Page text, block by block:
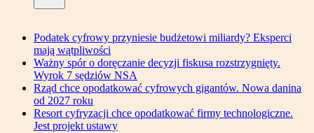
Podatek cyfrowy przyniesie budżetowi miliardy? Eksperci
mają wątpliwości
Ważny spór o doręczanie decyzji fiskusa rozstrzygnięty.
Wyrok 7 sędziów NSA
Rząd chce opodatkować cyfrowych gigantów. Nowa danina
od 2027 roku
Resort cyfryzacji chce opodatkować firmy technologiczne.
Jest projekt ustawy